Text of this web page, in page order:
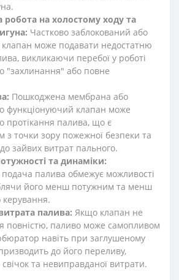
робота на холостому ходу та
Частково заблокований або
може подавати недостатню
викликаючи перебої у роботі
"захлинання" або повне
Пошкоджена мембрана або
функціонуючий клапан може
протікання палива, що є
з точки зору пожежної безпеки та
зайвих витрат пального.
та динаміки:
подача палива обмежує можливості
його менш потужним та менш
палива: Якщо клапан не
повністю, паливо може самопливом
навіть при заглушеному
до його переливу,
та невиправданої витрати.